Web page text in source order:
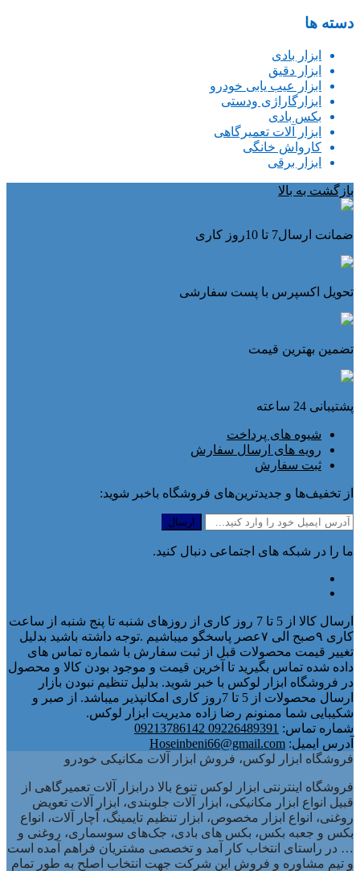
دسته ها
ابزار بادی
ابزار دقیق
ابزار عیب یابی خودرو
ابزارگاراژی ودستی
بکس بادی
ابزار آلات تعمیرگاهی
کارواش خانگی
ابزار برقی
بازگشت به بالا
ضمانت ارسال7 تا 10روز کاری
تحویل اکسپرس با پست سفارشی
تضمین بهترین قیمت
پشتیبانی 24 ساعته
شیوه های پرداخت
رویه های ارسال سفارش
ثبت سفارش
از تخفیف‌ها و جدیدترین‌های فروشگاه باخبر شوید:
ما را در شبکه های اجتماعی دنبال کنید.
ارسال کالا از 5 تا 7 روز کاری از روزهای شنبه تا پنج شنبه از ساعت
کاری ۹صبح الی ۷عصر پاسخگو میباشیم .توجه داشته باشید بدلیل
تغییر قیمت محصولات قبل از ثبت سفارش با شماره تماس های
داده شده تماس بگیرید تا آخرین قیمت و موجود بودن کالا و محصول
در فروشگاه ابزار لوکس با خبر شوید. بدلیل تنظیم نبودن بازار
ارسال محصولات از 5 تا 7روز کاری امکانپذیر میباشد. از صبر و
شکیبایی شما ممنونم رضا زاده مدیریت ابزار لوکس.
شماره تماس: 09226489391 09213786142
آدرس ایمیل: Hoseinbeni66@gmail.com
فروشگاه ابزار لوکس، فروش ابزار آلات مکانیکی خودرو
فروشگاه اینترنتی ابزار لوکس تنوع بالا درابزار آلات تعمیرگاهی از
قبیل انواع ابزار مکانیکی، ابزار آلات جلوبندی، ابزار آلات تعویض
روغنی، انواع ابزار مخصوص، ابزار تنظیم تایمینگ، آچار آلات، انواع
بکس و جعبه بکس، بکس های بادی، جک‌های سوسماری، روغنی و
… در راستای انتخاب کار آمد و تخصصی مشتریان فراهم آمده است
و تیم مشاوره و فروش این شرکت جهت انتخاب اصلح به طور تمام